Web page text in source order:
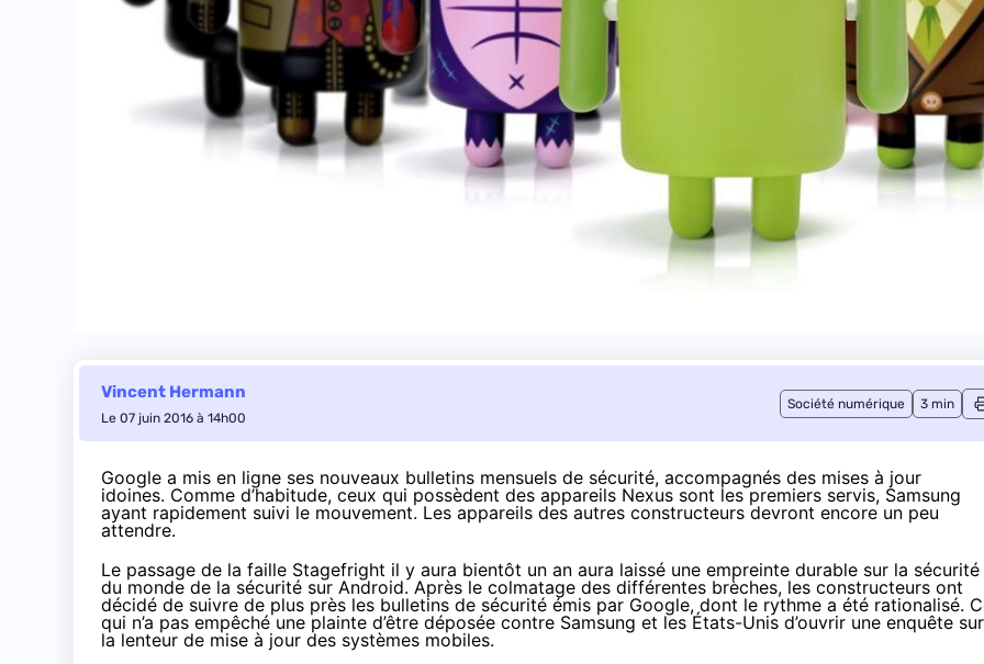
Vincent Hermann
Le 07 juin 2016 à 14h00
Société numérique 3 min
Google a mis en ligne ses nouveaux bulletins mensuels de sécurité, accompagnés des mises à jour
idoines. Comme d’habitude, ceux qui possèdent des appareils Nexus sont les premiers servis, Samsung
ayant rapidement suivi le mouvement. Les appareils des autres constructeurs devront encore un peu
attendre.
Le passage de la faille Stagefright il y aura bientôt un an aura laissé une empreinte durable sur la sécurité
du monde de la sécurité sur Android. Après le colmatage des différentes brèches, les constructeurs ont
décidé de suivre de plus près les bulletins de sécurité émis par Google, dont le rythme a été rationalisé.
qui n’a pas empêché une plainte d’être déposée contre Samsung et les États-Unis d’ouvrir une enquête sur
la lenteur de mise à jour des systèmes mobiles.